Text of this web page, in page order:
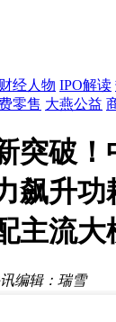
财经人物 IPO解读
零售 大燕公益
突破
飙升功
主流大
编辑：瑞雪
续升温、算力